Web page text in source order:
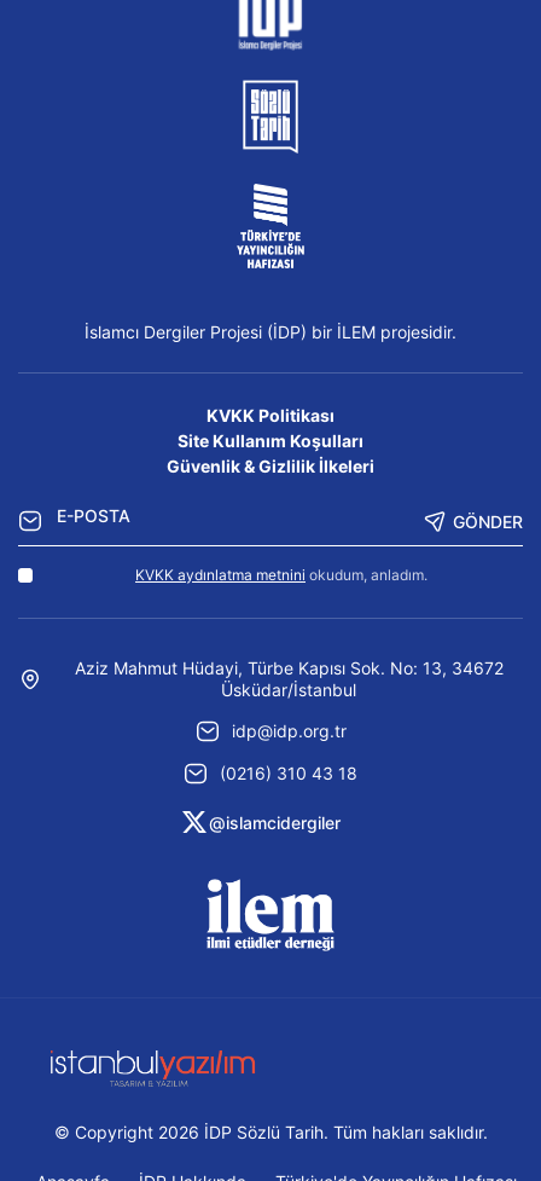
İslamcı Dergiler Projesi (İDP) bir İLEM projesidir.
KVKK Politikası
Site Kullanım Koşulları
Güvenlik & Gizlilik İlkeleri
GÖNDER
KVKK aydınlatma metnini okudum, anladım.
Aziz Mahmut Hüdayi, Türbe Kapısı Sok. No: 13, 34672
Üsküdar/İstanbul
idp@idp.org.tr
(0216) 310 43 18
@islamcidergiler
© Copyright 2026 İDP Sözlü Tarih. Tüm hakları saklıdır.